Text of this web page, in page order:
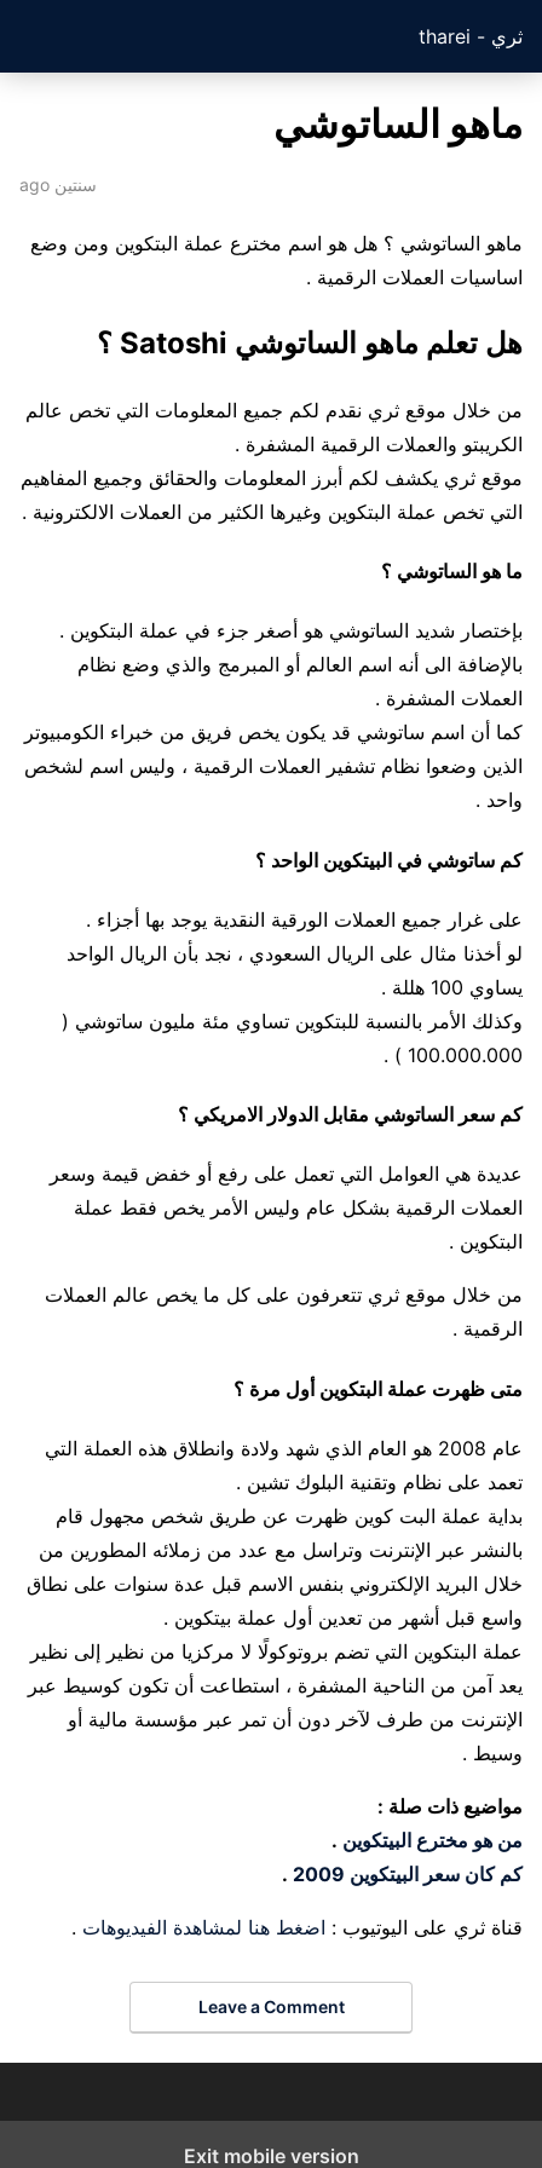
ثري - tharei
ماهو الساتوشي
سنتين ago
ماهو الساتوشي ؟ هل هو اسم مخترع عملة البتكوين ومن وضع
اساسيات العملات الرقمية .
هل تعلم ماهو الساتوشي Satoshi ؟
من خلال موقع ثري نقدم لكم جميع المعلومات التي تخص عالم
الكريبتو والعملات الرقمية المشفرة .
موقع ثري يكشف لكم أبرز المعلومات والحقائق وجميع المفاهيم
التي تخص عملة البتكوين وغيرها الكثير من العملات الالكترونية .
ما هو الساتوشي ؟
بإختصار شديد الساتوشي هو أصغر جزء في عملة البتكوين .
بالإضافة الى أنه اسم العالم أو المبرمج والذي وضع نظام
العملات المشفرة .
كما أن اسم ساتوشي قد يكون يخص فريق من خبراء الكومبيوتر
الذين وضعوا نظام تشفير العملات الرقمية ، وليس اسم لشخص
واحد .
كم ساتوشي في البيتكوين الواحد ؟
على غرار جميع العملات الورقية النقدية يوجد بها أجزاء .
لو أخذنا مثال على الريال السعودي ، نجد بأن الريال الواحد
يساوي 100 هللة .
وكذلك الأمر بالنسبة للبتكوين تساوي مئة مليون ساتوشي (
100.000.000 ) .
كم سعر الساتوشي مقابل الدولار الامريكي ؟
عديدة هي العوامل التي تعمل على رفع أو خفض قيمة وسعر
العملات الرقمية بشكل عام وليس الأمر يخص فقط عملة
البتكوين .
من خلال موقع ثري تتعرفون على كل ما يخص عالم العملات
الرقمية .
متى ظهرت عملة البتكوين أول مرة ؟
عام 2008 هو العام الذي شهد ولادة وانطلاق هذه العملة التي
تعمد على نظام وتقنية البلوك تشين .
بداية عملة البت كوين ظهرت عن طريق شخص مجهول قام
بالنشر عبر الإنترنت وتراسل مع عدد من زملائه المطورين من
خلال البريد الإلكتروني بنفس الاسم قبل عدة سنوات على نطاق
واسع قبل أشهر من تعدين أول عملة بيتكوين .
عملة البتكوين التي تضم بروتوكولًا لا مركزيا من نظير إلى نظير
يعد آمن من الناحية المشفرة ، استطاعت أن تكون كوسيط عبر
الإنترنت من طرف لآخر دون أن تمر عبر مؤسسة مالية أو
وسيط .
مواضيع ذات صلة :
من هو مخترع البيتكوين .
كم كان سعر البيتكوين 2009
.
قناة ثري على اليوتيوب : اضغط هنا لمشاهدة الفيديوهات .
Leave a Comment
Exit mobile version